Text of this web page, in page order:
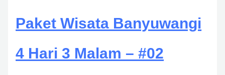
Paket Wisata Banyuwangi
4 Hari 3 Malam – #02